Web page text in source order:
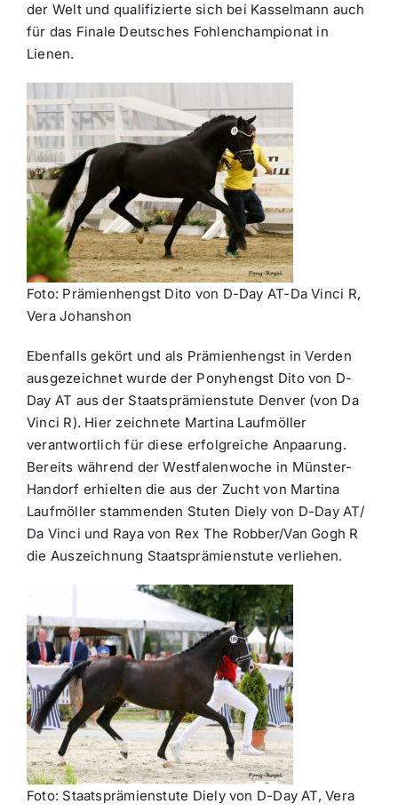
der Welt und qualifizierte sich bei Kasselmann auch
für das Finale Deutsches Fohlenchampionat in
Lienen.
Foto: Prämienhengst Dito von D-Day AT-Da Vinci R,
Vera Johanshon
Ebenfalls gekört und als Prämienhengst in Verden
ausgezeichnet wurde der Ponyhengst Dito von D-
Day AT aus der Staatsprämienstute Denver (von Da
Vinci R). Hier zeichnete Martina Laufmöller
verantwortlich für diese erfolgreiche Anpaarung.
Bereits während der Westfalenwoche in Münster-
Handorf erhielten die aus der Zucht von Martina
Laufmöller stammenden Stuten Diely von D-Day AT/
Da Vinci und Raya von Rex The Robber/Van Gogh R
die Auszeichnung Staatsprämienstute verliehen.
Foto: Staatsprämienstute Diely von D-Day AT, Vera